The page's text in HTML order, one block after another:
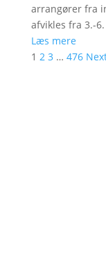
arrangører fra
afvikles fra 3.-
Læs mere
1 2 3 … 476